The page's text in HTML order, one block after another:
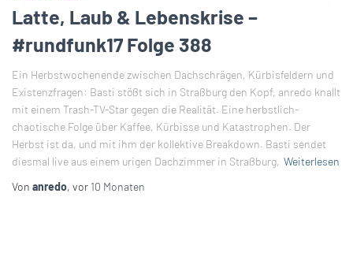
Latte, Laub & Lebenskrise –
#rundfunk17 Folge 388
Ein Herbstwochenende zwischen Dachschrägen, Kürbisfeldern und
Existenzfragen: Basti stößt sich in Straßburg den Kopf, anredo knallt
mit einem Trash-TV-Star gegen die Realität. Eine herbstlich-
chaotische Folge über Kaffee, Kürbisse und Katastrophen. Der
Herbst ist da, und mit ihm der kollektive Breakdown. Basti sendet
diesmal live aus einem urigen Dachzimmer in Straßburg, Weiterlesen
Von anredo, vor 10 Monaten